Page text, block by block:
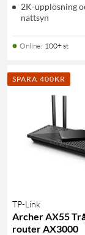
2K-upplösning
nattsyn
Online: 100+ st
SPARA 400KR
TP-Link
Archer AX55
router AX3000